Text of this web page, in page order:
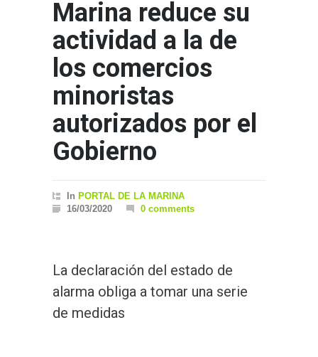
Marina reduce su
actividad a la de
los comercios
minoristas
autorizados por el
Gobierno
In PORTAL DE LA MARINA
16/03/2020
0 comments
La declaración del estado de
alarma obliga a tomar una serie
de medidas